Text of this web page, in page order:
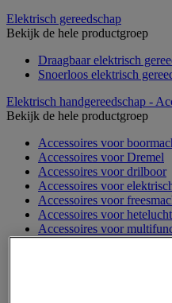
Elektrisch gereedschap
Bekijk de hele productgroep
Draagbaar elektrisch
Snoerloos elektrisch
Elektrisch handgereedschap -
Bekijk de hele productgroep
Accessoires voor
Accessoires voor Dremel
Accessoires voor drilboor
Accessoires voor
Accessoires voor
Accessoires voor
Accessoires voor
Accessoires voor